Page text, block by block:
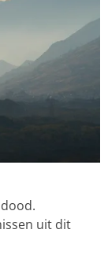
uit dit